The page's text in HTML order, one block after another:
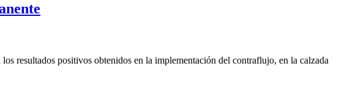
resultados positivos obtenidos en la implementación del contraflujo, en la calzada